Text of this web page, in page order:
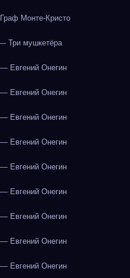
Монте-Кристо
Три мушкетёра
Евгений Онегин
Евгений Онегин
Евгений Онегин
Евгений Онегин
Евгений Онегин
Евгений Онегин
Евгений Онегин
Евгений Онегин
Евгений Онегин